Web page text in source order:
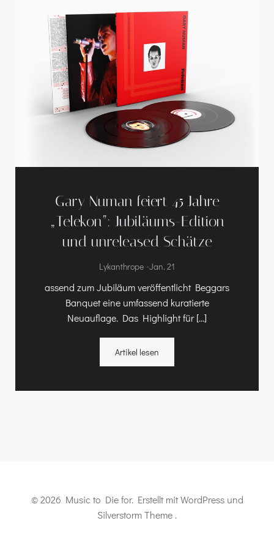
Gary Numan feiert 45 Jahre
„Telekon“: Jubiläums-Edition
und unreleased Schätze
Lykanthrope -Jan. 21
assend zum Jubiläum veröffentlicht Beggars
Banquet eine umfassend kuratierte
Neuauflage. Das Highlight für […]
Artikel lesen
© 2026 Music to Die for. Erstellt mit WordPress und
Silverstorm Theme .